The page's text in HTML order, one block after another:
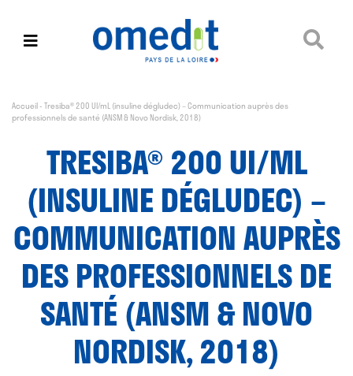
Accueil-Tresiba® 200 UI/mL (insuline dégludec) – Communication auprès des
professionnels de santé (ANSM & Novo Nordisk, 2018)
TRESIBA® 200 UI/ML
(INSULINE DÉGLUDEC) –
COMMUNICATION AUPRÈS
DES PROFESSIONNELS DE
SANTÉ (ANSM & NOVO
NORDISK, 2018)